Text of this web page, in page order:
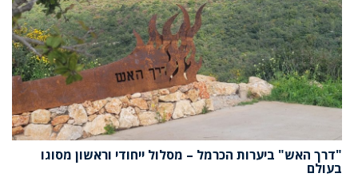
"דרך האש" ביערות הכרמל – מסלול ייחודי וראשון מסוגו
בעולם